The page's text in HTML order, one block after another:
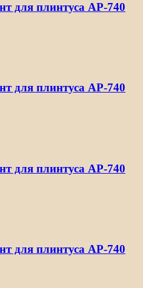
для плинтуса АР-740
для плинтуса АР-740
для плинтуса АР-740
для плинтуса АР-740